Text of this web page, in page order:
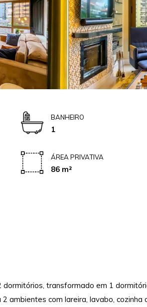
BANHEIRO
1
ÁREA PRIVATIVA
86 m²
transformado em 1
ambientes com lareira, lavabo,